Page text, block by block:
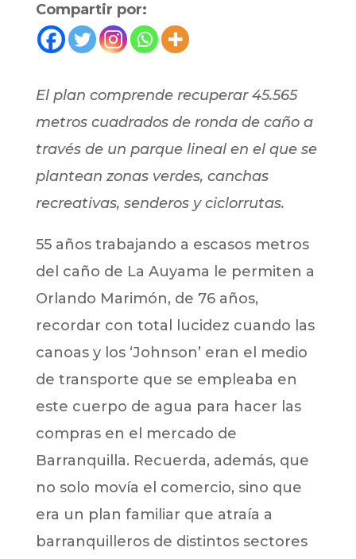
Compartir por:
El plan comprende recuperar 45.565
metros cuadrados de ronda de caño a
través de un parque lineal en el que se
plantean zonas verdes, canchas
recreativas, senderos y ciclorrutas.
55 años trabajando a escasos metros
del caño de La Auyama le permiten a
Orlando Marimón, de 76 años,
recordar con total lucidez cuando las
canoas y los ‘Johnson’ eran el medio
de transporte que se empleaba en
este cuerpo de agua para hacer las
compras en el mercado de
Barranquilla. Recuerda, además, que
no solo movía el comercio, sino que
era un plan familiar que atraía a
barranquilleros de distintos sectores